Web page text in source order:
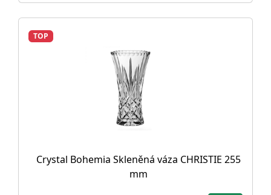
TOP
Crystal Bohemia Skleněná váza CHRISTIE 255
mm